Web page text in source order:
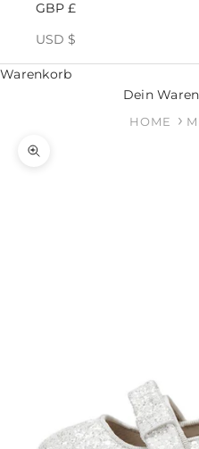
GBP £
USD $
Warenkorb
Dein
HOME
Bild vergrößern